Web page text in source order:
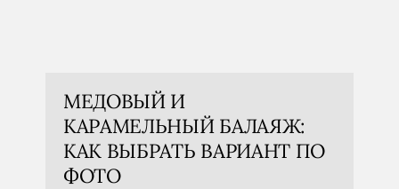
МЕДОВЫЙ И
КАРАМЕЛЬНЫЙ БАЛАЯЖ:
КАК ВЫБРАТЬ ВАРИАНТ ПО
ФОТО